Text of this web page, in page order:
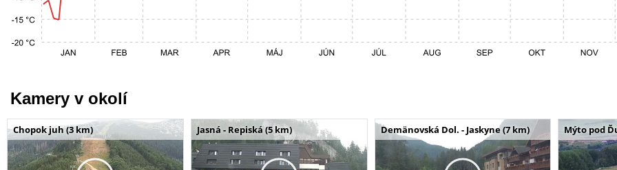
Kamery v okolí
Chopok juh (3 km) Jasná - Repiská (5 km) Demänovská Dol. - Jaskyne (7 km) Mýto pod